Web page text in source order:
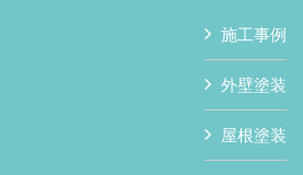
施工事例
外壁塗装
屋根塗装